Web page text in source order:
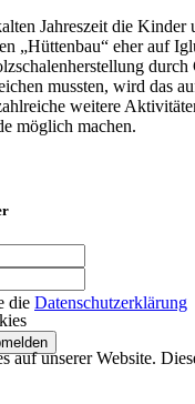
Jahreszeit die Kinder
„Hüttenbau“ eher auf
durch
mussten, wird das
weitere
möglich machen.
die Datenschutzerklärung
auf unserer Website.